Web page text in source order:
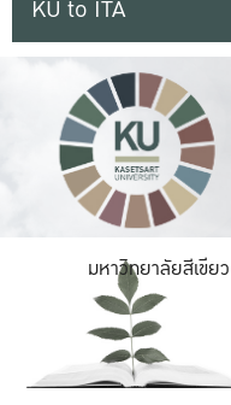
KU to ITA
มหาวิทยาลัยสีเขียว